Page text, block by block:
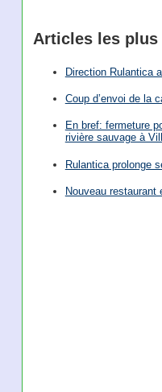
Articles les plus
Direction Rulantica
Coup d’envoi de la
En bref: fermeture
rivière sauvage à
Rulantica prolonge
Nouveau restaurant